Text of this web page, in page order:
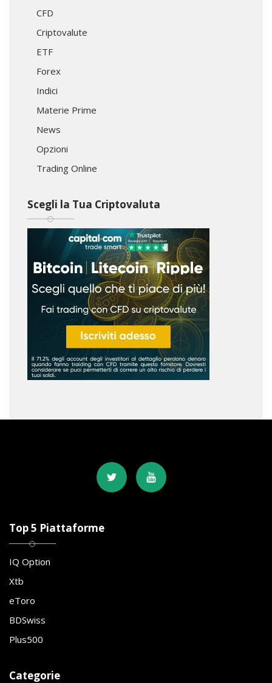
CFD
Criptovalute
ETF
Forex
Indici
Materie Prime
News
Opzioni
Trading Online
Scegli la Tua Criptovaluta
Top 5 Piattaforme
IQ Option
Xtb
eToro
BDSwiss
Plus500
Categorie